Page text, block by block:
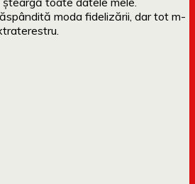
moda fidelizării, dar tot m-